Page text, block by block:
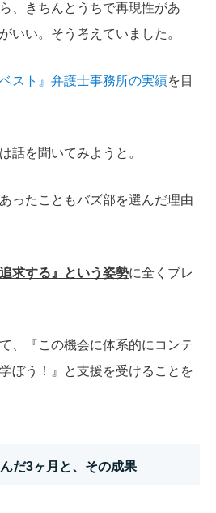
、きちんとうちで再現性があ
いい。そう考えていました。
ベスト』弁護士事務所の実績を目
話を聞いてみようと。
ったこともバズ部を選んだ理由
求する』という姿勢に全くブレ
、『この機会に体系的にコンテ
ぼう！』と支援を受けることを
だ3ヶ月と、その成果